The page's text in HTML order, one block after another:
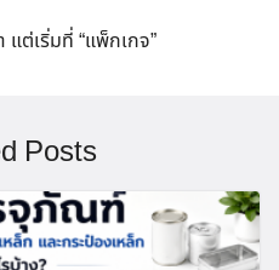
ต่เริ่มที่ “แพ็กเกจ”
Posts